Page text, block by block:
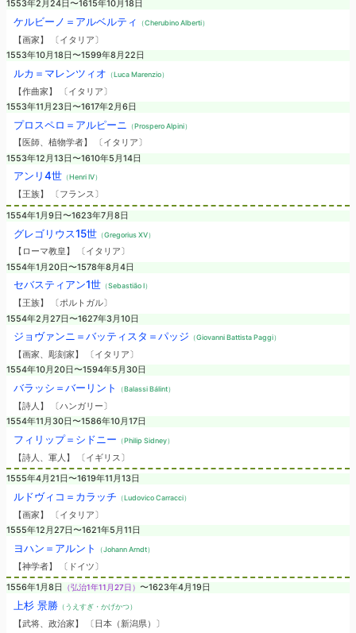
1553年2月24日〜1615年10月18日
ケルビーノ＝アルベルティ （Cherubino Alberti）
【画家】 〔イタリア〕
1553年10月18日〜1599年8月22日
ルカ＝マレンツィオ （Luca Marenzio）
【作曲家】 〔イタリア〕
1553年11月23日〜1617年2月6日
プロスペロ＝アルピーニ （Prospero Alpini）
【医師、植物学者】 〔イタリア〕
1553年12月13日〜1610年5月14日
アンリ4世（Henri IV）
【王族】 〔フランス〕
1554年1月9日〜1623年7月8日
グレゴリウス15世（Gregorius XV）
【ローマ教皇】 〔イタリア〕
1554年1月20日〜1578年8月4日
セバスティアン1世（Sebastião I）
【王族】 〔ポルトガル〕
1554年2月27日〜1627年3月10日
ジョヴァンニ＝バッティスタ＝パッジ （Giovanni Battista Paggi）
【画家、彫刻家】 〔イタリア〕
1554年10月20日〜1594年5月30日
バラッシ＝バーリント （Balassi Bálint）
【詩人】 〔ハンガリー〕
1554年11月30日〜1586年10月17日
フィリップ＝シドニー （Philip Sidney）
【詩人、軍人】 〔イギリス〕
1555年4月21日〜1619年11月13日
ルドヴィコ＝カラッチ （Ludovico Carracci）
【画家】 〔イタリア〕
1555年12月27日〜1621年5月11日
ヨハン＝アルント （Johann Arndt）
【神学者】 〔ドイツ〕
1556年1月8日 （弘治1年11月27日） 〜1623年4月19日
上杉 景勝（うえすぎ・かげかつ）
【武将、政治家】 〔日本（新潟県）〕